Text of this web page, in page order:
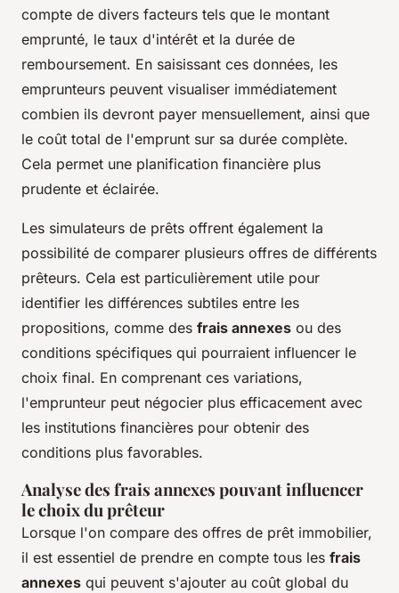
compte de divers facteurs tels que le montant
emprunté, le taux d'intérêt et la durée de
remboursement. En saisissant ces données, les
emprunteurs peuvent visualiser immédiatement
combien ils devront payer mensuellement, ainsi que
le coût total de l'emprunt sur sa durée complète.
Cela permet une planification financière plus
prudente et éclairée.
Les simulateurs de prêts offrent également la
possibilité de comparer plusieurs offres de différents
prêteurs. Cela est particulièrement utile pour
identifier les différences subtiles entre les
propositions, comme des frais annexes ou des
conditions spécifiques qui pourraient influencer le
choix final. En comprenant ces variations,
l'emprunteur peut négocier plus efficacement avec
les institutions financières pour obtenir des
conditions plus favorables.
Analyse des frais annexes pouvant influencer
le choix du prêteur
Lorsque l'on compare des offres de prêt immobilier,
il est essentiel de prendre en compte tous les frais
annexes qui peuvent s'ajouter au coût global du